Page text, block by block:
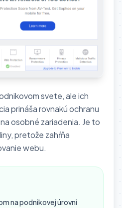
svete, ale ich
prináša rovnakú ochranu
osobné zariadenia. Je to
pretože zahŕňa
webu.
na podnikovej úrovni